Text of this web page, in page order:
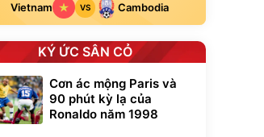
Vietnam VS Cambodia
KÝ ỨC SÂN CỎ
Cơn ác mộng Paris và
90 phút kỳ lạ của
Ronaldo năm 1998